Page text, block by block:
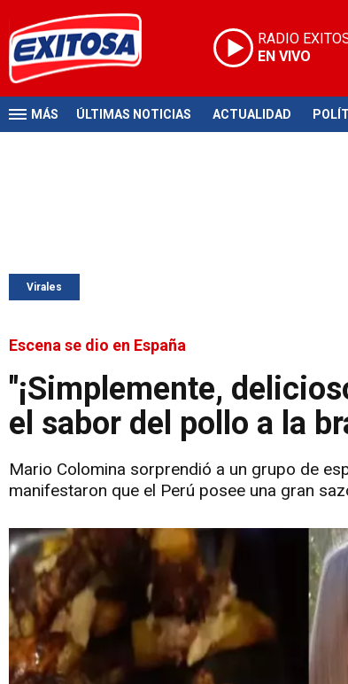
RADIO
EN VIVO
MÁS ÚLTIMAS NOTICIAS ACTUALIDAD
Virales
Escena se dio en España
"¡Simplemente,
el sabor del pollo a la
Mario Colomina sorprendió a un grupo de
manifestaron que el Perú posee una gran